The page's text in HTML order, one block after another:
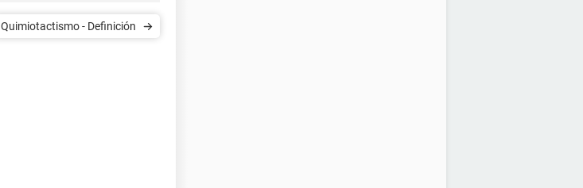
Quimiotactismo - Definición